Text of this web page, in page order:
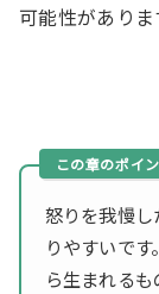
可能性がありま
怒りを我慢
りやすいで
ら生まれる